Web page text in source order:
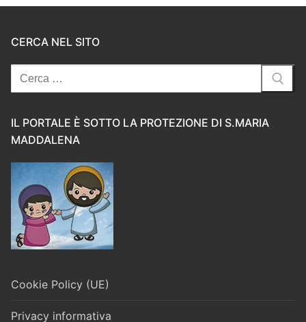
CERCA NEL SITO
Cerca:
IL PORTALE È SOTTO LA PROTEZIONE DI S.MARIA
MADDALENA
Cookie Policy (UE)
Privacy informativa